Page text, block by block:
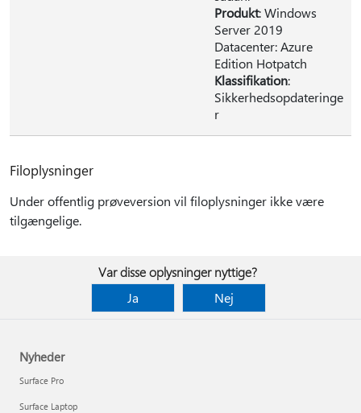
Produkt: Windows
Server 2019
Datacenter: Azure
Edition Hotpatch
Klassifikation:
Sikkerhedsopdateringe
r
Filoplysninger
Under offentlig prøveversion vil filoplysninger ikke være
tilgængelige.
Var disse oplysninger nyttige?
Ja
Nej
Nyheder
Surface Pro
Surface Laptop